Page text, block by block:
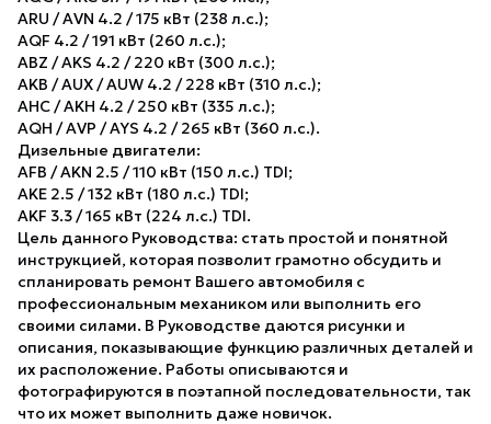
ARU / AVN 4.2 / 175 кВт (238 л.с.);
AQF 4.2 / 191 кВт (260 л.с.);
ABZ / AKS 4.2 / 220 кВт (300 л.с.);
AKB / AUX / AUW 4.2 / 228 кВт (310 л.с.);
AHC / AKH 4.2 / 250 кВт (335 л.с.);
AQH / AVP / AYS 4.2 / 265 кВт (360 л.с.).
Дизельные двигатели:
AFB / AKN 2.5 / 110 кВт (150 л.с.) TDI;
AKE 2.5 / 132 кВт (180 л.с.) TDI;
AKF 3.3 / 165 кВт (224 л.с.) TDI.
Цель данного Руководства: стать простой и понятной
инструкцией, которая позволит грамотно обсудить и
спланировать ремонт Вашего автомобиля с
профессиональным механиком или выполнить его
своими силами. В Руководстве даются рисунки и
описания, показывающие функцию различных деталей и
их расположение. Работы описываются и
фотографируются в поэтапной последовательности, так
что их может выполнить даже новичок.